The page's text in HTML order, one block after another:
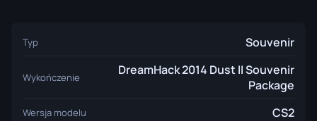
Typ Souvenir
Wykończenie
DreamHack 2014 Dust II Souvenir
Package
Wersja modelu CS2